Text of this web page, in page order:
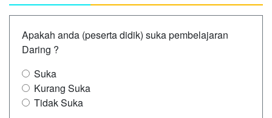
Apakah anda (peserta didik) suka pembelajaran
Daring ?
Suka
Kurang Suka
Tidak Suka